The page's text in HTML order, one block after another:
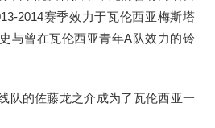
2014赛季效力于瓦伦西亚梅斯塔
与曾在瓦伦西亚青年A队效力的铃
的佐藤龙之介成为了瓦伦西亚一